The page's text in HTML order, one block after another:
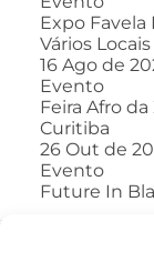
Expo
Vários Locais
16 Ago de
Evento
Feira Afro
Curitiba
26 Out de
Evento
Future In